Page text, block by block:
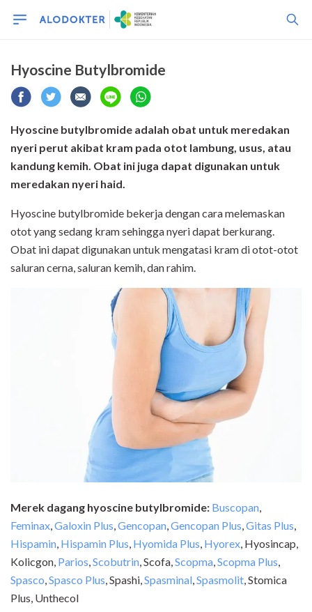
Hyoscine Butylbromide
Hyoscine butylbromide adalah obat untuk meredakan
nyeri perut akibat kram pada otot lambung, usus, atau
kandung kemih. Obat ini juga dapat digunakan untuk
meredakan nyeri haid.
Hyoscine butylbromide bekerja dengan cara melemaskan
otot yang sedang kram sehingga nyeri dapat berkurang.
Obat ini dapat digunakan untuk mengatasi kram di otot-otot
saluran cerna, saluran kemih, dan rahim.
Merek dagang hyoscine butylbromide: Buscopan,
Feminax,Galoxin Plus,Gencopan,Gencopan Plus,Gitas Plus,
Hispamin, Hispamin Plus, Hyomida Plus, Hyorex, Hyosincap,
Kolicgon, Parios,Scobutrin, Scofa,Scopma,Scopma Plus,
Spasco,Spasco Plus, Spashi,Spasminal,Spasmolit, Stomica
Plus, Unthecol